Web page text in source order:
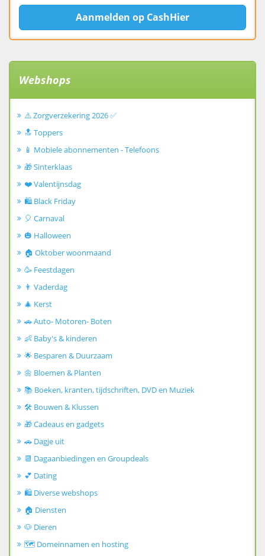
Aanmelden op CashHier
Webshops
⚠️ Zorgverzekering 2026 ✅
🔝 Toppers
📱 Mobiele abonnementen - Telefoons
🎁 Sinterklaas
❤️ Valentijnsdag
🛍️ Black Friday
🎈 Carnaval
🎃 Halloween
🏠 Oktober woonmaand
🥳 Feestdagen
👨 Vaderdag
🎄 Kerst
🚗 Auto- Motoren- Boten
👶 Baby's & kinderen
🌟 Besparen & Duurzaam
🌼 Bloemen & Planten
📚 Boeken, kranten, tijdschriften, DVD en Muziek
🛠️ Bouwen & Klussen
🎁 Cadeaus en gadgets
🚗 Dagje uit
📆 Dagaanbiedingen en Groupdeals
💕 Dating
🛍️ Diverse webshops
🏠 Diensten
🐶 Dieren
🗺️ Domeinnamen en hosting